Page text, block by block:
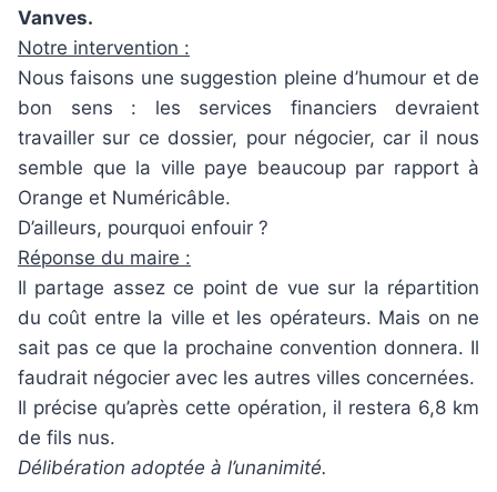
Vanves.
Notre intervention :
Nous faisons une suggestion pleine d’humour et de
bon sens : les services financiers devraient
travailler sur ce dossier, pour négocier, car il nous
semble que la ville paye beaucoup par rapport à
Orange et Numéricâble.
D’ailleurs, pourquoi enfouir ?
Réponse du maire :
Il partage assez ce point de vue sur la répartition
du coût entre la ville et les opérateurs. Mais on ne
sait pas ce que la prochaine convention donnera. Il
faudrait négocier avec les autres villes concernées.
Il précise qu’après cette opération, il restera 6,8 km
de fils nus.
Délibération adoptée à l’unanimité.